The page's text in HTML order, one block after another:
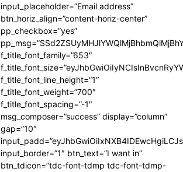
input_placeholder=”Email address”
btn_horiz_align=”content-horiz-center”
pp_checkbox=”yes”
f_title_font_family=”653″
f_title_font_line_height=”1″
f_title_font_weight=”700″
f_title_font_spacing=”-1″
msg_composer=”success” display=”column”
gap=”10″
input_border=”1″ btn_text=”I want in”
btn_tdicon=”tdc-font-tdmp tdc-font-tdmp-